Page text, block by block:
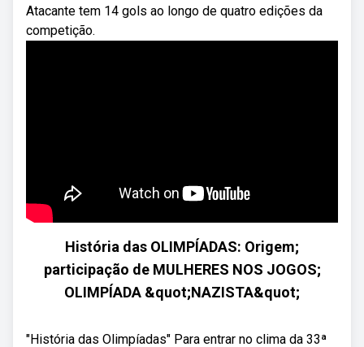
Atacante tem 14 gols ao longo de quatro edições da
competição.
História das OLIMPÍADAS: Origem;
participação de MULHERES NOS JOGOS;
OLIMPÍADA &quot;NAZISTA&quot;
"História das Olimpíadas" Para entrar no clima da 33ª